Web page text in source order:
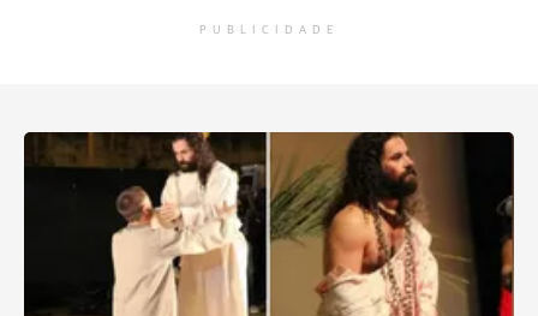
PUBLICIDADE